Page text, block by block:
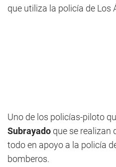
que utiliza la policía de Los
Uno de los policías-piloto
Subrayado que se realizan
todo en apoyo a la policía
bomberos.